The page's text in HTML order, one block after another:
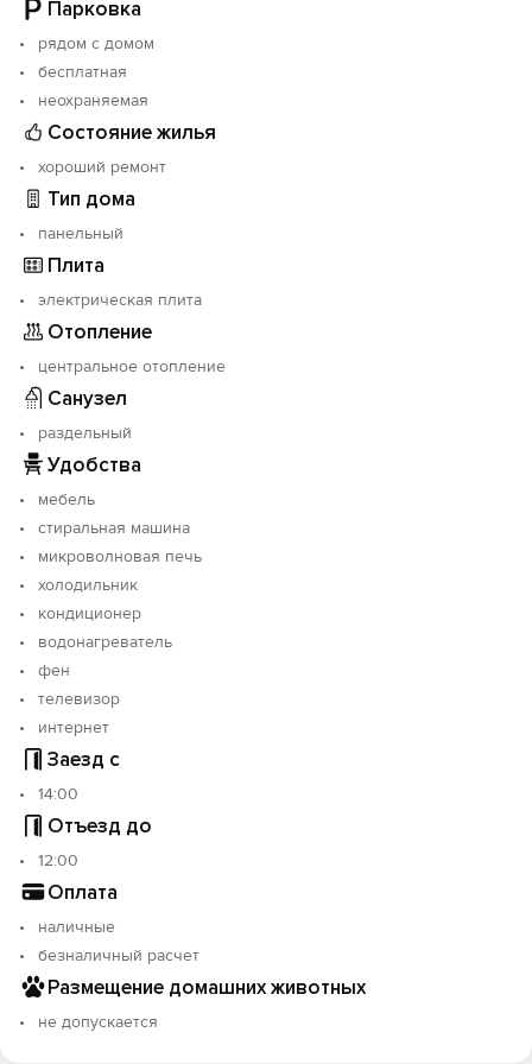
Парковка
рядом с домом
бесплатная
неохраняемая
Состояние жилья
хороший ремонт
Тип дома
панельный
Плита
электрическая плита
Отопление
центральное отопление
Санузел
раздельный
Удобства
мебель
стиральная машина
микроволновая печь
холодильник
кондиционер
водонагреватель
фен
телевизор
интернет
Заезд с
14:00
Отъезд до
12:00
Оплата
наличные
безналичный расчет
Размещение домашних животных
не допускается